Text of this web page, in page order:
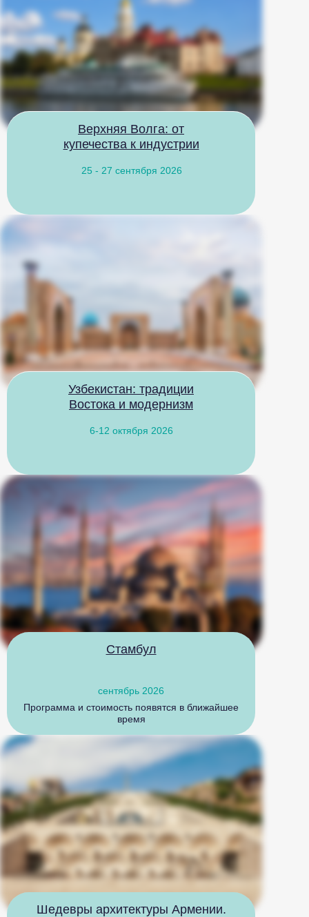
Верхняя Волга: от
купечества к индустрии
25 - 27 сентября 2026
Узбекистан: традиции
Востока и модернизм
6-12 октября 2026
Стамбул
сентябрь 2026
Программа и стоимость появятся в ближайшее
время
Шедевры архитектуры Армении.